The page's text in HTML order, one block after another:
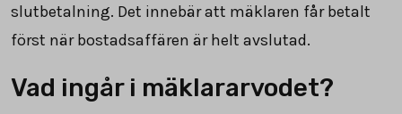
slutbetalning. Det innebär att mäklaren får betalt
först när bostadsaffären är helt avslutad.
Vad ingår i mäklararvodet?